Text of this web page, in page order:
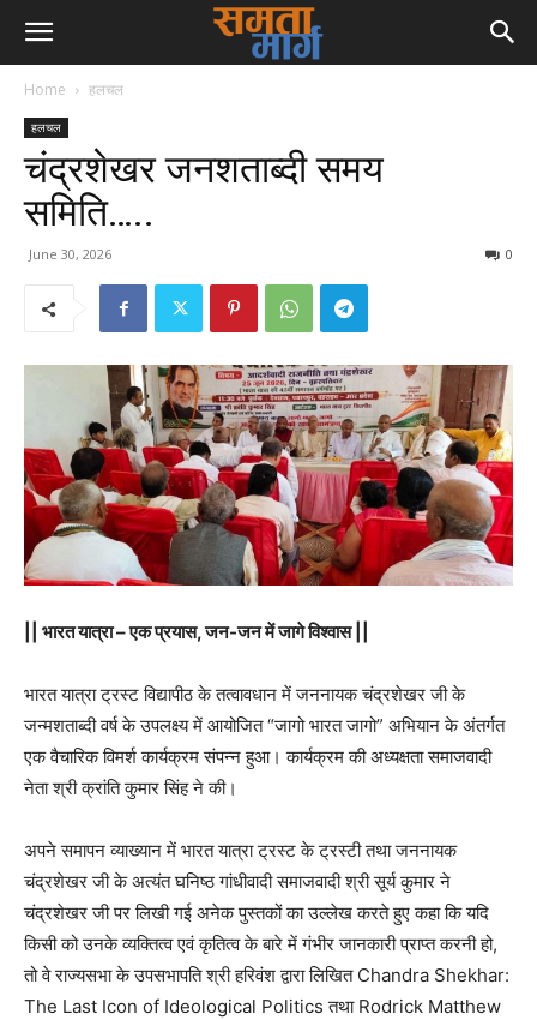
Home हलचल
हलचल
चंद्रशेखर जनशताब्दी समय
समिति…..
June 30, 2026 0
|| भारत यात्रा – एक प्रयास, जन-जन में जागे विश्वास ||
भारत यात्रा ट्रस्ट विद्यापीठ के तत्वावधान में जननायक चंद्रशेखर जी के
जन्मशताब्दी वर्ष के उपलक्ष्य में आयोजित “जागो भारत जागो” अभियान के अंतर्गत
एक वैचारिक विमर्श कार्यक्रम संपन्न हुआ। कार्यक्रम की अध्यक्षता समाजवादी
नेता श्री क्रांति कुमार सिंह ने की।
अपने समापन व्याख्यान में भारत यात्रा ट्रस्ट के ट्रस्टी तथा जननायक
चंद्रशेखर जी के अत्यंत घनिष्ठ गांधीवादी समाजवादी श्री सूर्य कुमार ने
चंद्रशेखर जी पर लिखी गई अनेक पुस्तकों का उल्लेख करते हुए कहा कि यदि
किसी को उनके व्यक्तित्व एवं कृतित्व के बारे में गंभीर जानकारी प्राप्त करनी हो,
तो वे राज्यसभा के उपसभापति श्री हरिवंश द्वारा लिखित Chandra Shekhar:
The Last Icon of Ideological Politics तथा Rodrick Matthew